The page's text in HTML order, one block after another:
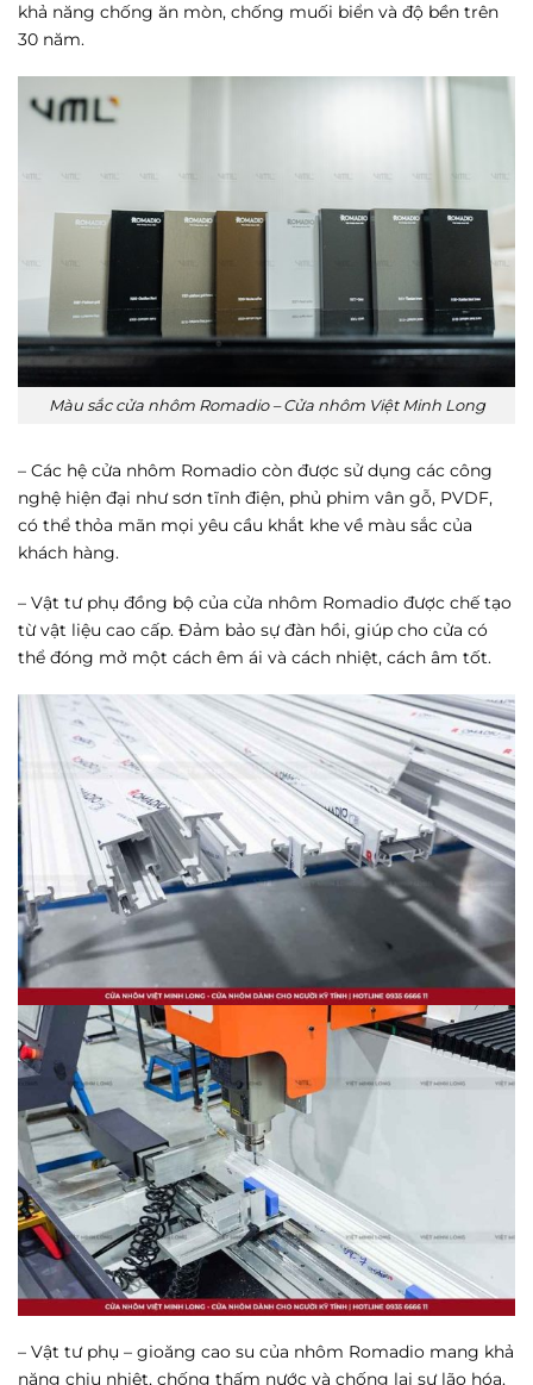
khả năng chống ăn mòn, chống muối biển và độ bền trên
30 năm.
Màu sắc cửa nhôm Romadio – Cửa nhôm Việt Minh Long
– Các hệ cửa nhôm Romadio còn được sử dụng các công
nghệ hiện đại như sơn tĩnh điện, phủ phim vân gỗ, PVDF,
có thể thỏa mãn mọi yêu cầu khắt khe về màu sắc của
khách hàng.
– Vật tư phụ đồng bộ của cửa nhôm Romadio được chế tạo
từ vật liệu cao cấp. Đảm bảo sự đàn hồi, giúp cho cửa có
thể đóng mở một cách êm ái và cách nhiệt, cách âm tốt.
– Vật tư phụ – gioăng cao su của nhôm Romadio mang khả
năng chịu nhiệt, chống thấm nước và chống lại sự lão hóa.